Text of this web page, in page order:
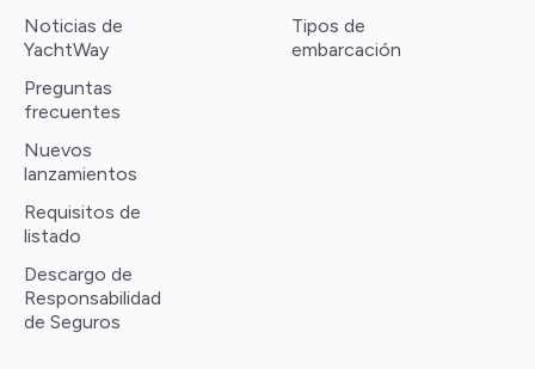
Noticias de
YachtWay
Preguntas
frecuentes
Nuevos
lanzamientos
Requisitos de
listado
Descargo de
Responsabilidad
de Seguros
Tipos de
embarcación